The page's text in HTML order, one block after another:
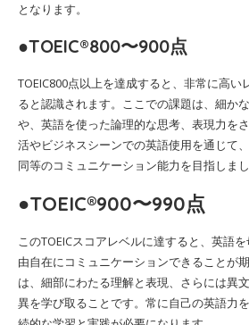
となります。
●TOEIC®800〜900点
TOEIC800点以上を達成すると、非常に高
ると認識されます。ここでの課題は、細か
や、英語を使った論理的な思考、表現力を
活やビジネスシーンでの英語使用を通じて
同等のコミュニケーション能力を目指しまし
●TOEIC®900〜990点
このTOEICスコアレベルに達すると、英語
由自在にコミュニケーションできることが
は、細部にわたる理解と表現、さらには異
異を学び取ることです。常に自己の英語力